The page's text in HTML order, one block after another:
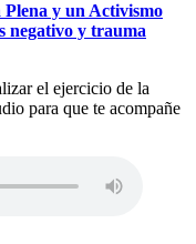
y un Activismo
negativo y trauma
el ejercicio de la
para que te acompañe